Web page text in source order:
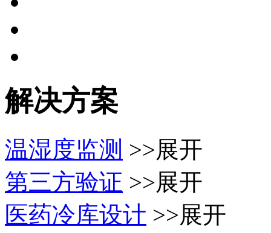
解决方案
温湿度监测 >>展开
第三方验证 >>展开
医药冷库设计 >>展开